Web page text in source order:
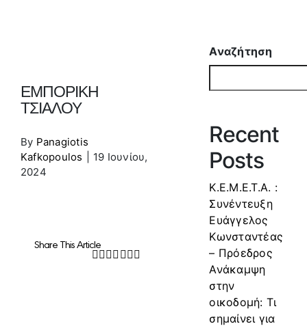
ΕΜΠΟΡΙΚΗ
ΤΣΙΑΛΟΥ
By Panagiotis
Kafkopoulos
19 Ιουνίου,
2024
Share This Article
Facebook
Twitter
LinkedIn
WhatsApp
Tumblr
Pinterest
Αναζήτηση
Recent
Posts
Κ.Ε.Μ.Ε.Τ.Α. :
Συνέντευξη
Ευάγγελος
Κωνσταντέας
– Πρόεδρος
Ανάκαμψη
στην
οικοδομή: Τι
σημαίνει για